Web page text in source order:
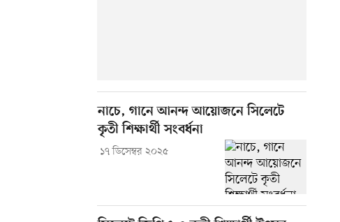
নাচে, গানে আনন্দ আয়োজনে সিলেটে
কৃতী শিক্ষার্থী সংবর্ধনা
১৭ ডিসেম্বর ২০২৫